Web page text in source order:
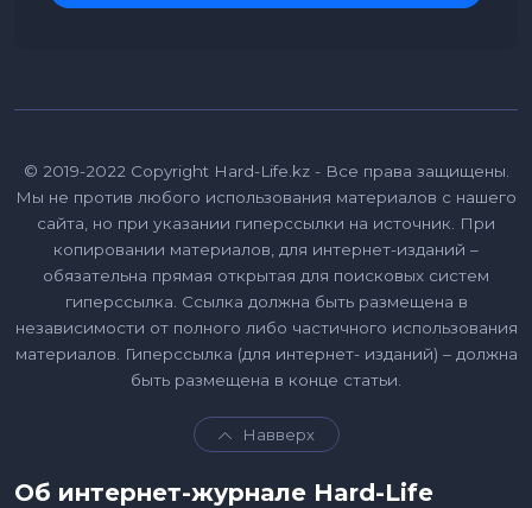
© 2019-2022 Copyright Hard-Life.kz - Все права защищены.
Мы не против любого использования материалов с нашего
сайта, но при указании гиперссылки на источник. При
копировании материалов, для интернет-изданий –
обязательна прямая открытая для поисковых систем
гиперссылка. Ссылка должна быть размещена в
независимости от полного либо частичного использования
материалов. Гиперссылка (для интернет- изданий) – должна
быть размещена в конце статьи.
Навверх
Об интернет-журнале Hard-Life